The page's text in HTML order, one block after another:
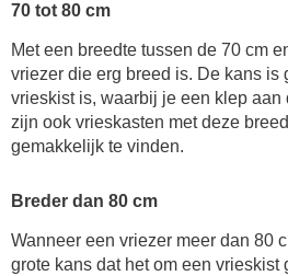
70 tot 80 cm
Met een breedte tussen de 70 cm
vriezer die erg breed is. De kans is
vrieskist is, waarbij je een klep aan
zijn ook vrieskasten met deze
gemakkelijk te vinden.
Breder dan 80 cm
Wanneer een vriezer meer dan 80
grote kans dat het om een vrieskist